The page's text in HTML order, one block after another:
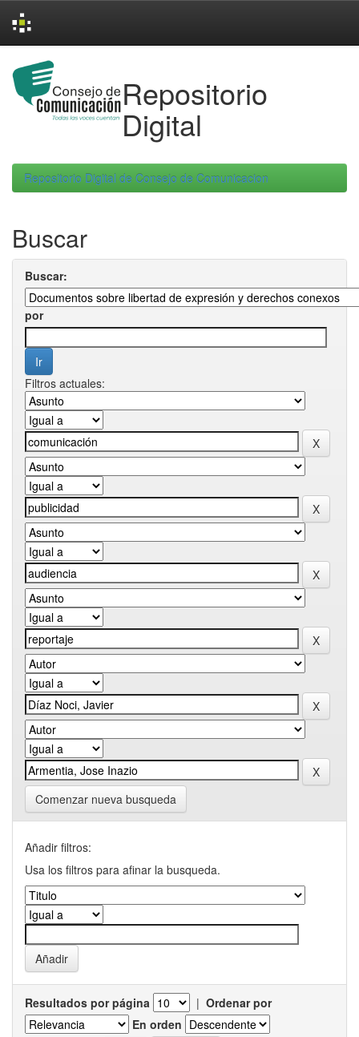
navigation
Repositorio
Digital
Repositorio Digital de Consejo de Comunicacion
Buscar
Buscar:
por
Filtros actuales:
Comenzar nueva busqueda
Añadir filtros:
Usa los filtros para afinar la busqueda.
Resultados por página | Ordenar por
En orden